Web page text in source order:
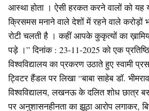
आस्था होता । ऐसी हरकत करने वालों को यह
क्रिसमस मनाने वाले देशों में रहने वाले करोड़ों
रोटी चलती है । कहीं आपके कुकृत्यों का
पड़े ।” दिनांक : 23-11-2025 को एक
विश्वविद्यालय का प्रकरण उठाते हुए स्वामी
ट्विटर हैंडल पर लिखा “बाबा साहेब डॉ.
विश्वविद्यालय, लखनऊ के दलित शोध छात्र
पर अनुशासनहीनता का झूठा आरोप लगाकर,